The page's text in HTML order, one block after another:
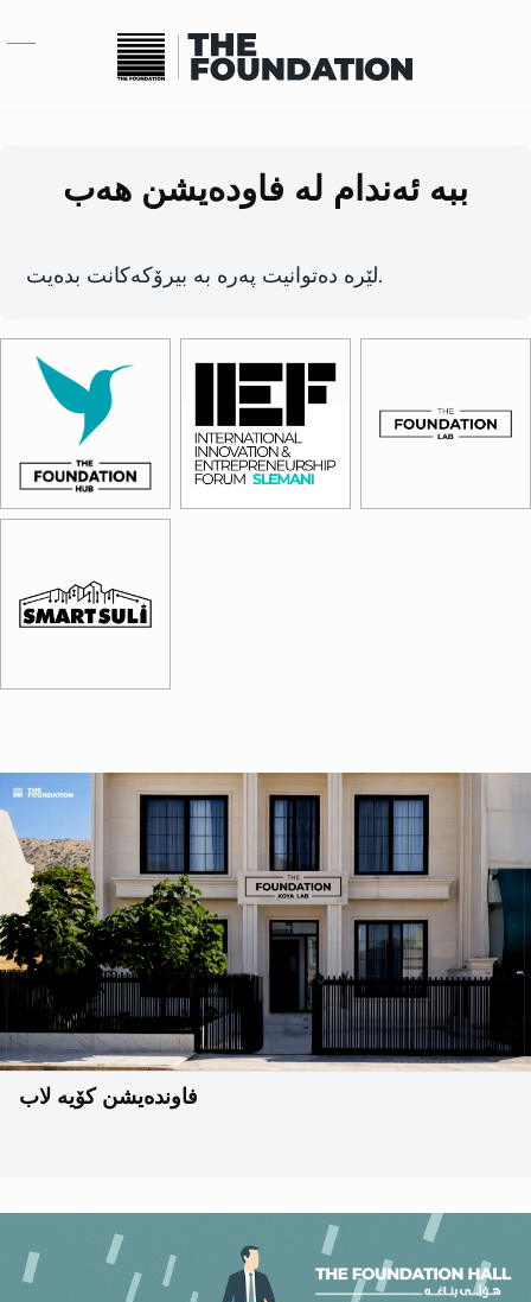
ببە ئەندام لە فاودەیشن هەب
لێرە دەتوانیت پەرە بە بیرۆکەکانت بدەیت.
Image Image
فاوندەیشن کۆیە لاب